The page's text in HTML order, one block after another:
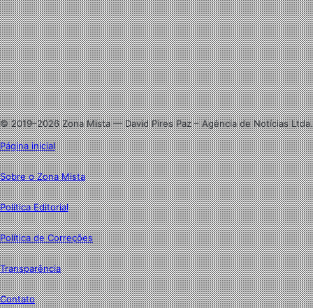
Facebook
X
Linkedin
Instagram
© 2019–2026 Zona Mista — David Pires Paz – Agência de Notícias Ltda.
Página inicial
Sobre o Zona Mista
Política Editorial
Política de Correções
Transparência
Contato